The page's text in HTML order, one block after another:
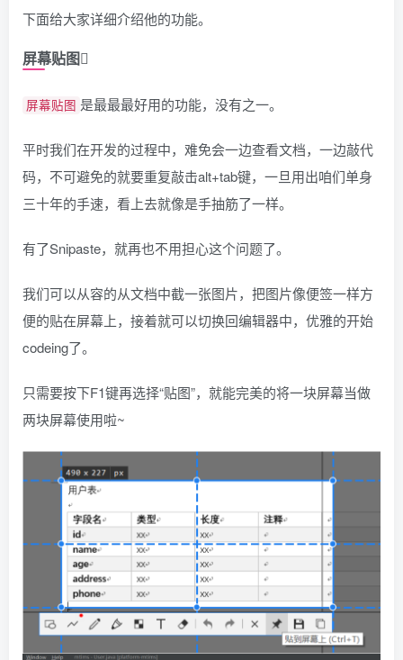
下面给大家详细介绍他的功能。
屏幕贴图
屏幕贴图 是最最最好用的功能，没有之一。
平时我们在开发的过程中，难免会一边查看文档，一边敲代
码，不可避免的就要重复敲击alt+tab键，一旦用出咱们单身
三十年的手速，看上去就像是手抽筋了一样。
有了Snipaste，就再也不用担心这个问题了。
我们可以从容的从文档中截一张图片，把图片像便签一样方
便的贴在屏幕上，接着就可以切换回编辑器中，优雅的开始
codeing了。
只需要按下F1键再选择“贴图”，就能完美的将一块屏幕当做
两块屏幕使用啦~